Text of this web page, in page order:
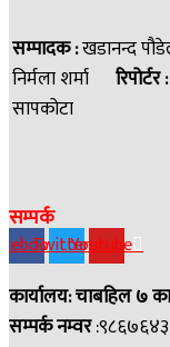
सम्पादक :खडानन्द
निर्मला शर्मा रिपोर्टर :
सापकोटा
सम्पर्क
TwitterYoutube
कार्यालय: चाबहिल ७
सम्पर्क नम्वर